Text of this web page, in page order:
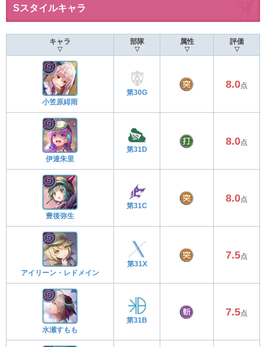
Sスタイルキャラ
キャラ
▽
部隊
▽
属性
▽
評価
▽
小笠原緋雨
第30G
8.0点
伊達朱里
第31D
8.0点
豊後弥生
第31C
8.0点
アイリーン・レドメイン
第31X
7.5点
水瀬すもも
第31B
7.5点